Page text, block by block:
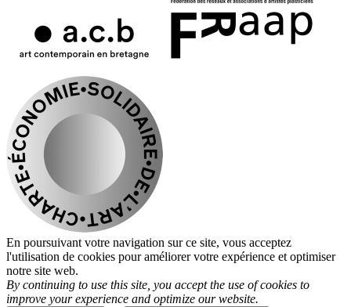
En poursuivant votre navigation sur ce site, vous acceptez
l'utilisation de cookies pour améliorer votre expérience et optimiser
notre site web.
By continuing to use this site, you accept the use of cookies to
improve your experience and optimize our website.